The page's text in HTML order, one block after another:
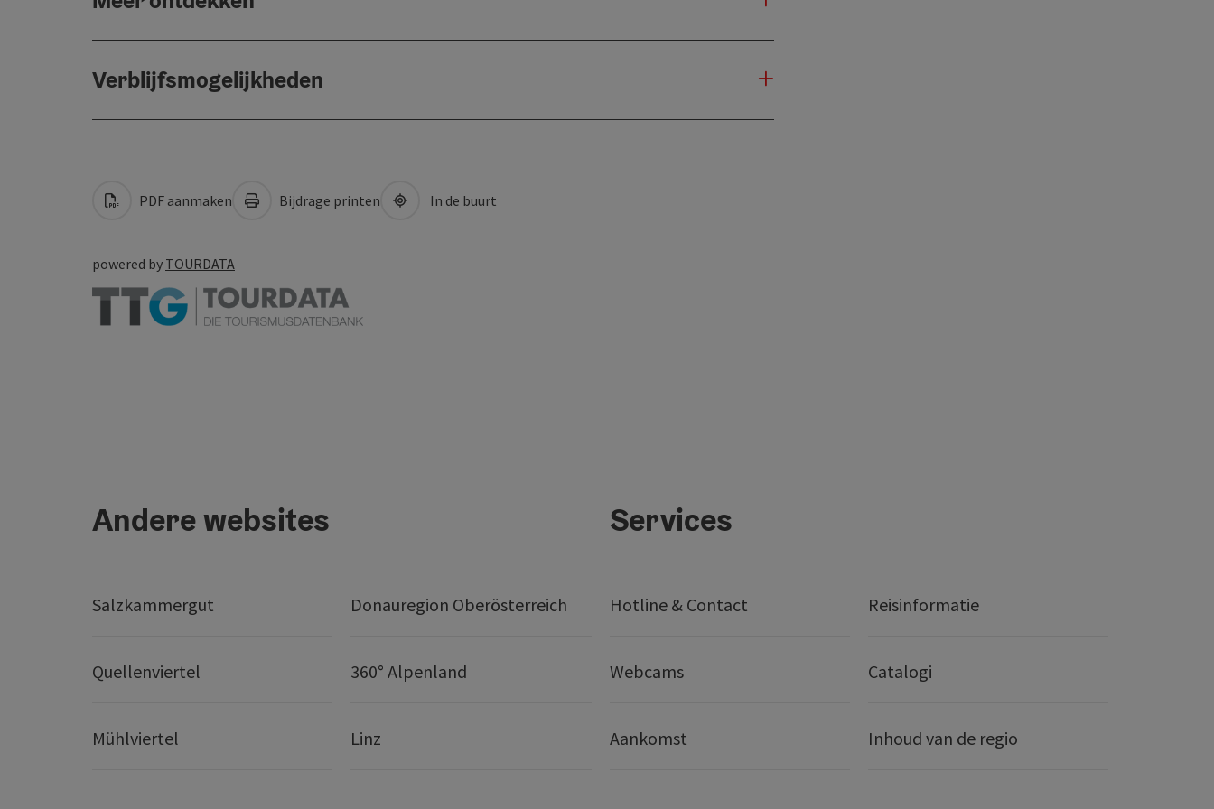
Verblijfsmogelijkheden
PDF aanmaken Bijdrage printen In de buurt
powered by TOURDATA
Andere websites
Salzkammergut Donauregion Oberösterreich
Quellenviertel 360° Alpenland
Mühlviertel Linz
Services
Hotline & Contact Reisinformatie
Webcams Catalogi
Aankomst Inhoud van de regio